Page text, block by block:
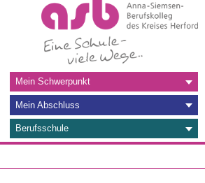
Navigation
überspringen
Mein Schwerpunkt
Mein Abschluss
Berufsschule